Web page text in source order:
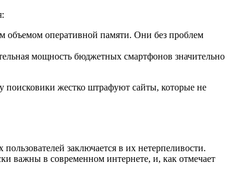
объемом оперативной памяти. Они без проблем
мощность бюджетных смартфонов значительно
поисковики жестко штрафуют сайты, которые не
заключается в их нетерпеливости.
важны в современном интернете, и, как отмечает